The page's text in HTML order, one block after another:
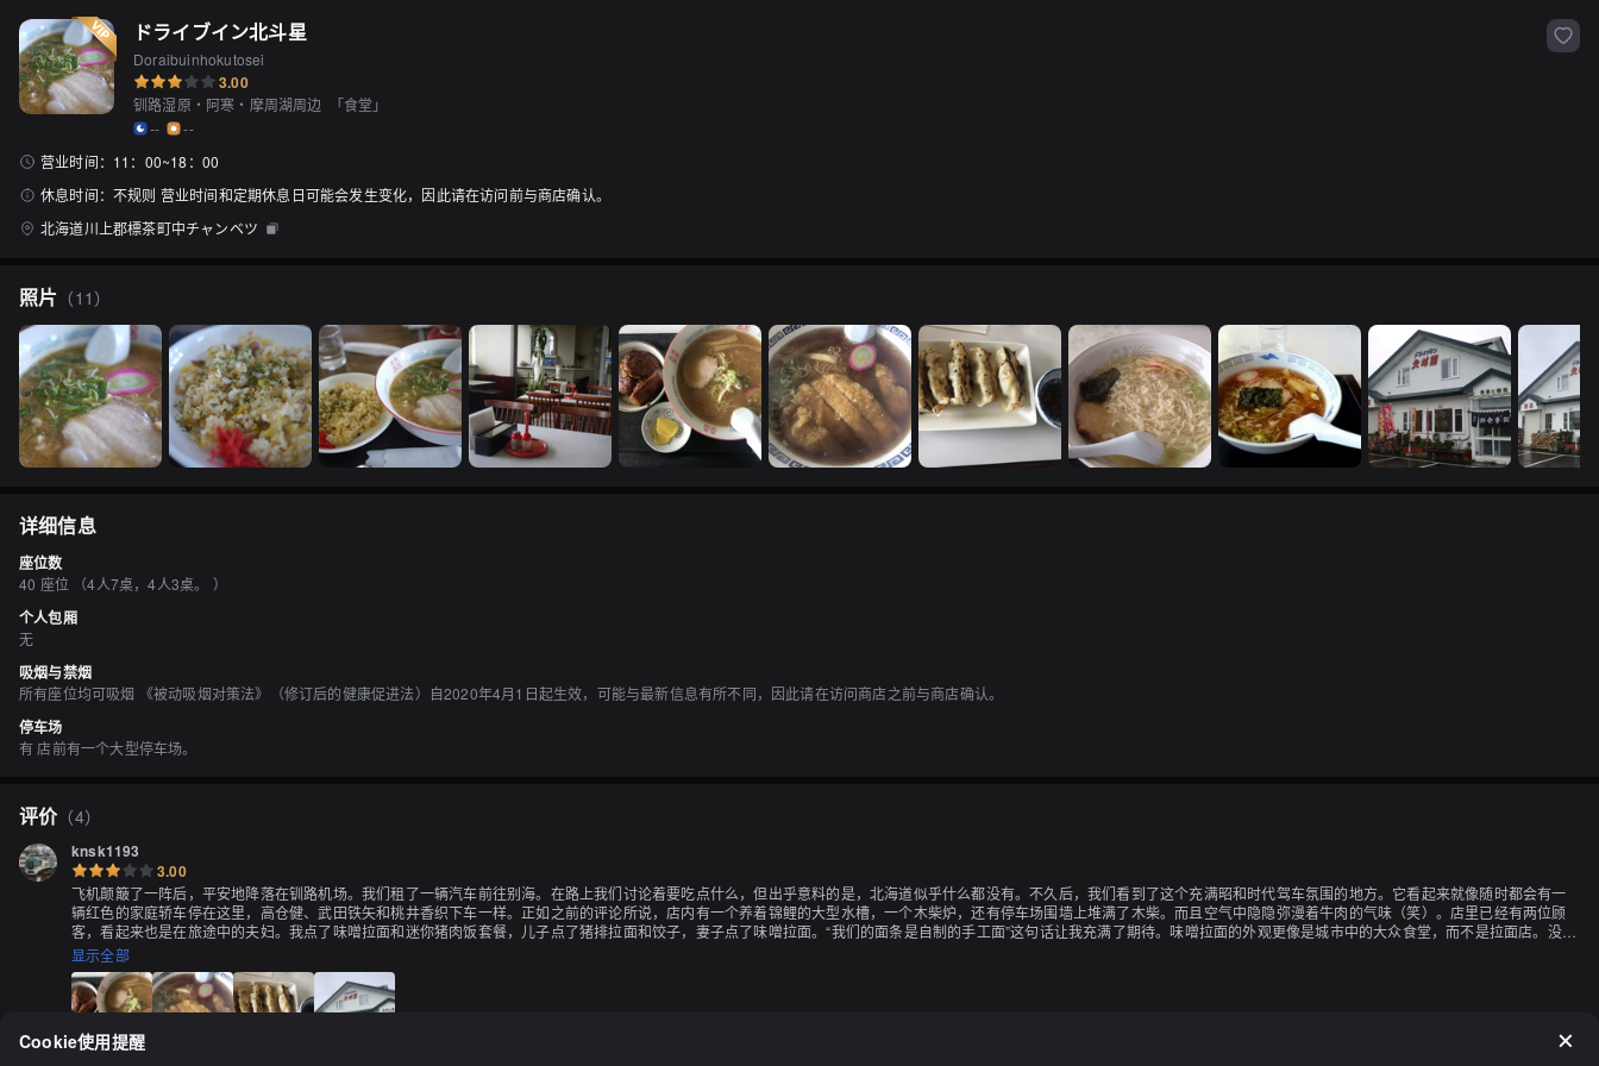
ドライブイン北斗星
Doraibuinhokutosei
3.00
钏路湿原・阿寒・摩周湖周边 「食堂 」
--
--
营业时间： 11：00~18：00
休息时间： 不规则 营业时间和定期休息日可能会发生变化，因此请在访问前与商店确认。
北海道川上郡標茶町中チャンベツ
照片 （11 ）
详细信息
座位数
40 座位 （4人7桌，4人3桌。 ）
个人包厢
无
吸烟与禁烟
所有座位均可吸烟 《被动吸烟对策法》（修订后的健康促进法）自2020年4月1日起生效，可能与最新信息有所不同，因此请在访问商店之前与商店确认。
停车场
有 店前有一个大型停车场。
评价（4）
knsk1193
3.00
飞机颠簸了一阵后，平安地降落在钏路机场。我们租了一辆汽车前往别海。在路上我们讨论着要吃点什么，但出乎意料的是，北海道似乎什么都没有。不久后，我们看到了这个充满昭和时代驾车氛围的地方。它看起来就像随时都会有一
辆红色的家庭轿车停在这里，高仓健、武田铁矢和桃井香织下车一样。正如之前的评论所说，店内有一个养着锦鲤的大型水槽，一个木柴炉，还有停车场围墙上堆满了木柴。而且空气中隐隐弥漫着牛肉的气味（笑）。店里已经有两位顾
客，看起来也是在旅途中的夫妇。我点了味噌拉面和迷你猪肉饭套餐，儿子点了猪排拉面和饺子，妻子点了味噌拉面。“我们的面条是自制的手工面”这句话让我充满了期待。味噌拉面的外观更像是城市中的大众食堂，而不是拉面店。没有
特别花哨的东西，很传统。面条比较软，汤汁出乎意料地清淡。关西人在札幌之类的地方吃拉面时，通常会觉得太咸，吃完后喉咙会干，但对九州人的妻子来说，这个汤稍微有点淡。顺便说一下，迷你猪肉饭的肉有点硬（笑）。在令和
元年的第一天，看着即位天皇的情景和锦鲤，我们在昭和时代的氛围中悠闲地享受着拉面。偶尔也可以尝试这样的体验，不是吗？
显示全部
Cookie使用提醒